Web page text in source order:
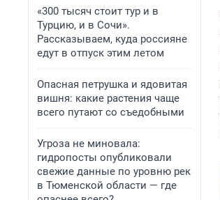
«300 тысяч стоит тур и в
Турцию, и в Сочи».
Рассказываем, куда россияне
едут в отпуск этим летом
Опасная петрушка и ядовитая
вишня: какие растения чаще
всего путают со съедобными
Угроза не миновала:
гидропосты опубликовали
свежие данные по уровню рек
в Тюменской области — где